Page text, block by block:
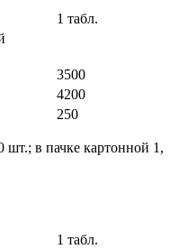
1 табл.
3500
4200
250
шт.; в пачке картонной 1,
1 табл.